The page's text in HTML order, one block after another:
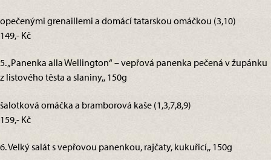
opečenými grenaillemi a domácí tatarskou omáčkou (3,10)
149,- Kč
5. „Panenka alla Wellington“ – vepřová panenka pečená v župánku
z listového těsta a slaniny,, 150g
šalotková omáčka a bramborová kaše (1,3,7,8,9)
159,- Kč
6. Velký salát s vepřovou panenkou, rajčaty, kukuřicí,, 150g